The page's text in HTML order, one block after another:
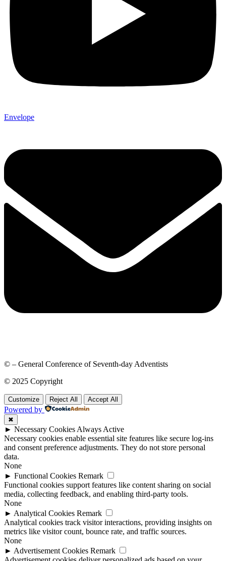
Envelope
© – General Conference of Seventh-day Adventists
© 2025 Copyright
Customize Reject All Accept All
Powered by
✖
► Necessary Cookies Always Active
Necessary cookies enable essential site features like secure log-ins
and consent preference adjustments. They do not store personal
data.
None
► Functional Cookies Remark
Functional cookies support features like content sharing on social
media, collecting feedback, and enabling third-party tools.
None
► Analytical Cookies Remark
Analytical cookies track visitor interactions, providing insights on
metrics like visitor count, bounce rate, and traffic sources.
None
► Advertisement Cookies Remark